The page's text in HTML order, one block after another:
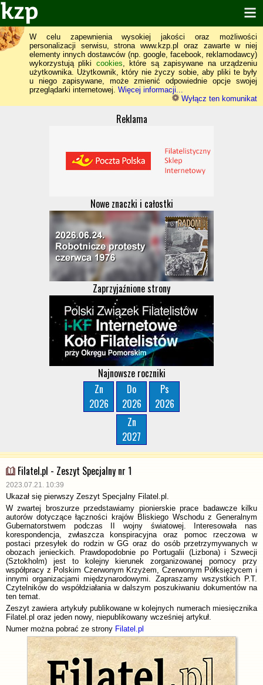
W celu zapewnienia wysokiej jakości oraz możliwości
personalizacji serwisu, strona www.kzp.pl oraz zawarte w niej
elementy innych dostawców (np. google, facebook, reklamodawcy)
wykorzystują pliki cookies, które są zapisywane na urządzeniu
użytkownika. Użytkownik, który nie życzy sobie, aby pliki te były
u niego zapisywane, może zmienić odpowiednie opcje swojej
przeglądarki internetowej. Więcej informacji...
Wyłącz ten komunikat
Reklama
Nowe znaczki i całostki
Zaprzyjaźnione strony
Najnowsze roczniki
Zn
2026
Do
2026
Ps
2026
Zn
2027
Filatel.pl - Zeszyt Specjalny nr 1
2023.07.21. 10:39
Ukazał się pierwszy Zeszyt Specjalny Filatel.pl.
W zwartej broszurze przedstawiamy pionierskie prace badawcze kilku
autorów dotyczące łączności krajów Bliskiego Wschodu z Generalnym
Gubernatorstwem podczas II wojny światowej. Interesowała nas
korespondencja, zwłaszcza konspiracyjna oraz pomoc rzeczowa w
postaci przesyłek do rodzin w GG oraz do osób przetrzymywanych w
obozach jenieckich. Prawdopodobnie po Portugalii (Lizbona) i Szwecji
(Sztokholm) jest to kolejny kierunek zorganizowanej pomocy przy
współpracy z Polskim Czerwonym Krzyżem, Czerwonym Półksiężycem i
innymi organizacjami międzynarodowymi. Zapraszamy wszystkich P.T.
Czytelników do współdziałania w dalszym poszukiwaniu dokumentów na
ten temat.
Zeszyt zawiera artykuły publikowane w kolejnych numerach miesięcznika
Filatel.pl oraz jeden nowy, niepublikowany wcześniej artykuł.
Numer można pobrać ze strony Filatel.pl